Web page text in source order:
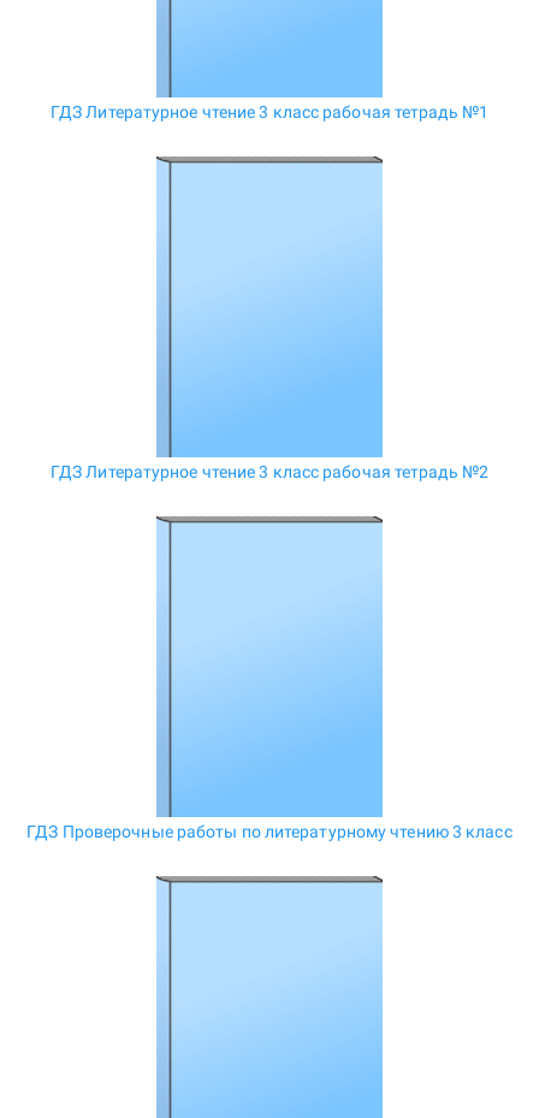
ГДЗ Литературное чтение 3 класс рабочая тетрадь №1
ГДЗ Литературное чтение 3 класс рабочая тетрадь №2
ГДЗ Проверочные работы по литературному чтению 3 класс